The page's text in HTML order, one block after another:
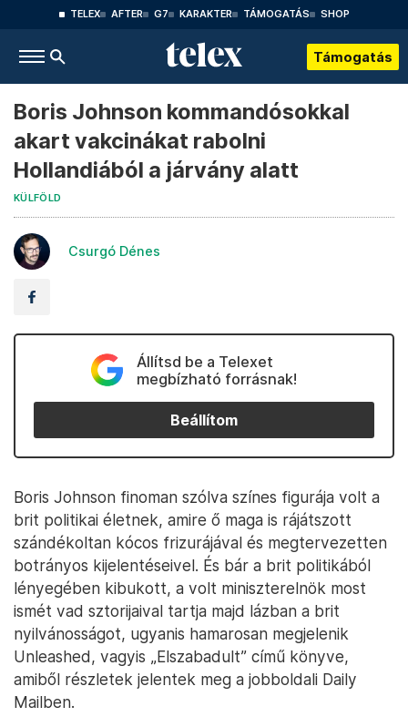
TELEX AFTER G7 KARAKTER TÁMOGATÁS SHOP
Támogatás
Boris Johnson kommandósokkal
akart vakcinákat rabolni
Hollandiából a járvány alatt
KÜLFÖLD
Csurgó Dénes
Állítsd be a Telexet
megbízható forrásnak!
Beállítom
Boris Johnson finoman szólva színes figurája volt a
brit politikai életnek, amire ő maga is rájátszott
szándékoltan kócos frizurájával és megtervezetten
botrányos kijelentéseivel. És bár a brit politikából
lényegében kibukott, a volt miniszterelnök most
ismét vad sztorijaival tartja majd lázban a brit
nyilvánosságot, ugyanis hamarosan megjelenik
Unleashed, vagyis „Elszabadult” című könyve,
amiből részletek jelentek meg a jobboldali Daily
Mailben.